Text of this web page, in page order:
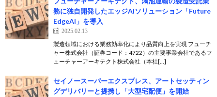
務に独自開発したエッジAIソリューション「Future
EdgeAI」を導入
2025.02.13
製造領域における業務効率化により品質向上を実現 フューチ
ャー株式会社（証券コード：4722）の主要事業会社であるフ
ューチャーアーキテクト株式会社（本社[…]
セイノースーパーエクスプレス、アートセッティン
グデリバリーと提携し「大型宅配便」を開始